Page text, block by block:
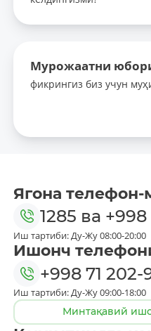
Мурожаатни
фикрингиз биз учун
Ягона телефон-
1285 ва +998
Иш тартиби: Ду-Жу 08:00-20:00
Ишонч
+998 71 202-
Иш тартиби: Ду-Жу 09:00-18:00
Минтақавий